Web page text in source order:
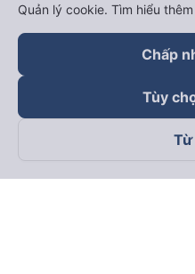
Theo dõi chúng tôi
Quản lý cookie. Tìm hiểu
Chấp
Tùy